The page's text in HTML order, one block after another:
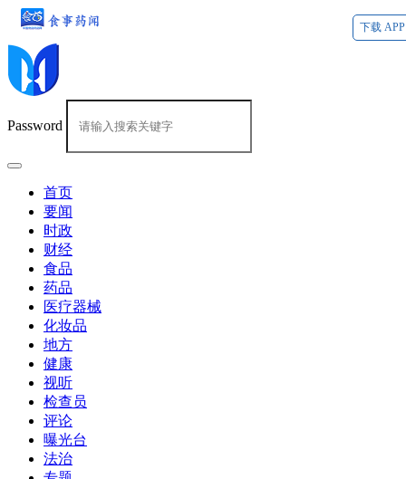
下载 APP
Password
首页
要闻
时政
财经
食品
药品
医疗器械
化妆品
地方
健康
视听
检查员
评论
曝光台
法治